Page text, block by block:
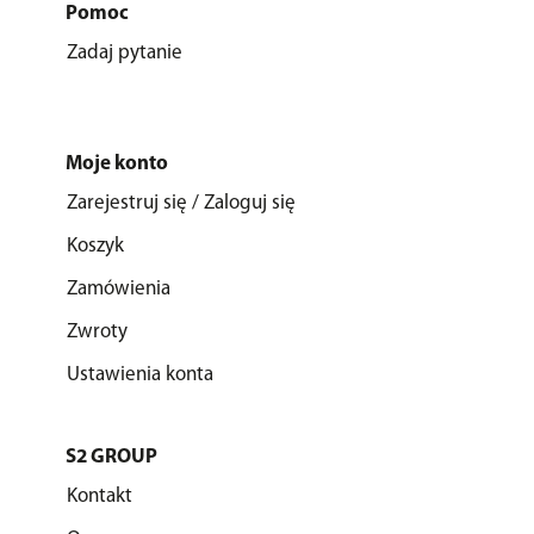
Pomoc
Zadaj pytanie
Moje konto
Zarejestruj się / Zaloguj się
Koszyk
Zamówienia
Zwroty
Ustawienia konta
S2 GROUP
Kontakt